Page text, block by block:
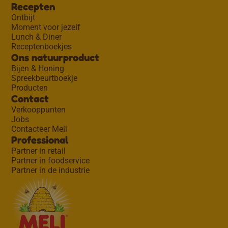
Recepten
Ontbijt
Moment voor jezelf
Lunch & Diner
Receptenboekjes
Ons natuurproduct
Bijen & Honing
Spreekbeurtboekje
Producten
Contact
Verkooppunten
Jobs
Contacteer Meli
Professional
Partner in retail
Partner in foodservice
Partner in de industrie